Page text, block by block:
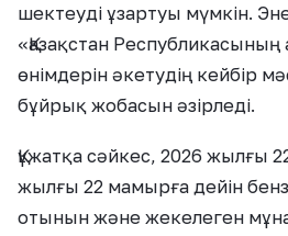
шектеуді ұзартуы мүмкін.
«Қазақстан
өнімдерін әкетудің кейбір
бұйрық жобасын әзірледі.
Құжатқа сәйкес, 2026 жылғы
жылғы 22 мамырға дейін
отынын және жекелеген